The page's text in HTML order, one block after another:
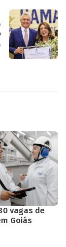
vagas de
Goiás